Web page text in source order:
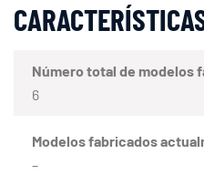
Número total de modelos
6
Modelos fabricados
–